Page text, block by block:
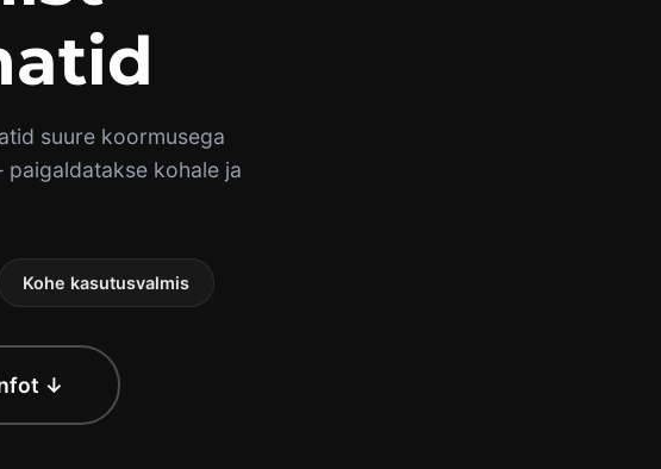
suure koormusega
kohale ja
Kohe kasutusvalmis
↓